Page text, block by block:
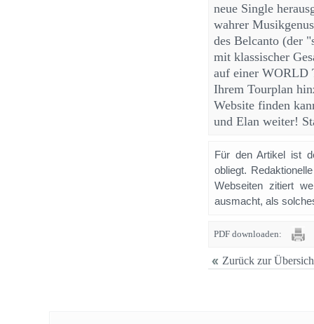
neue Single
wahrer
des Belcanto (der
mit klassischer
auf einer WORLD
Ihrem Tourplan
Website finden
und Elan weiter!
Für den Artikel ist
obliegt.
Webseiten zitiert
ausmacht, als
PDF downloaden:
Zurück zur